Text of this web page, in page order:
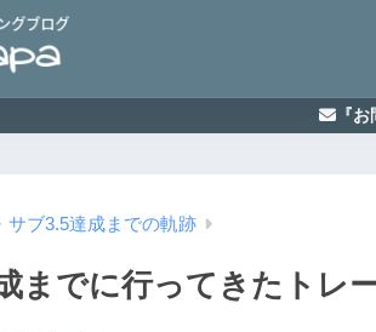
『お
サブ3.5達成までの軌跡
までに行ってきたトレ